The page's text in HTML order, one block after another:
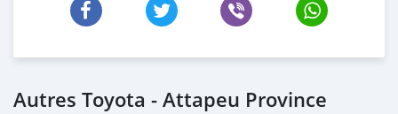
Autres Toyota - Attapeu Province